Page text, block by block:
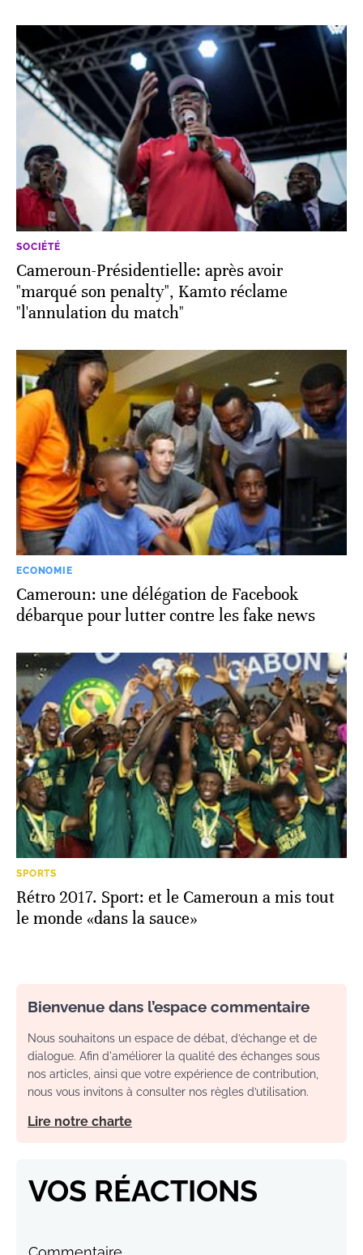
SOCIÉTÉ
Cameroun-Présidentielle: après avoir
"marqué son penalty", Kamto réclame
"l'annulation du match"
ECONOMIE
Cameroun: une délégation de Facebook
débarque pour lutter contre les fake news
SPORTS
Rétro 2017. Sport: et le Cameroun a mis tout
le monde «dans la sauce»
Bienvenue dans l’espace commentaire
Nous souhaitons un espace de débat, d’échange et de
dialogue. Afin d'améliorer la qualité des échanges sous
nos articles, ainsi que votre expérience de contribution,
nous vous invitons à consulter nos règles d’utilisation.
Lire notre charte
VOS RÉACTIONS